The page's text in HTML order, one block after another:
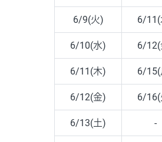
6/9(火) 6/11(
6/10(水) 6/12(
6/11(木) 6/15(
6/12(金) 6/16(
6/13(土) -